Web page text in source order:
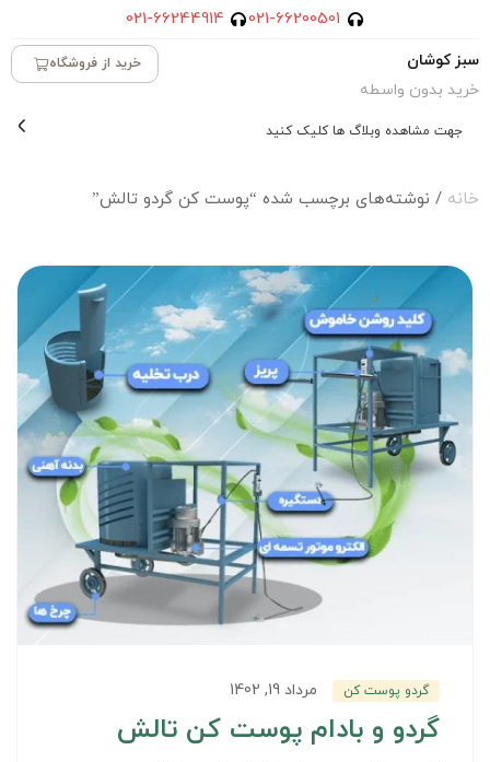
021-66200501
021-66244914
سبز کوشان خرید از فروشگاه
خرید بدون واسطه
جهت مشاهده وبلاگ ها کلیک کنید
خانه / نوشته‌های برچسب شده “پوست کن گردو تالش”
گردو پوست کن مرداد 19, 1402
گردو و بادام پوست کن تالش